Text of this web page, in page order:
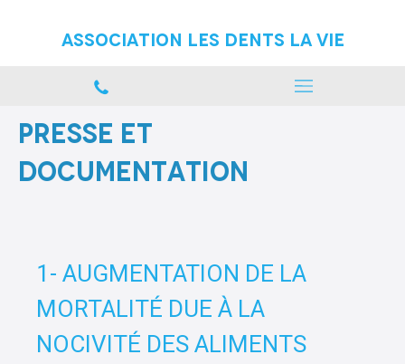
Association Les Dents La vie
Presse et
documentation
1- AUGMENTATION DE LA
MORTALITÉ DUE À LA
NOCIVITÉ DES ALIMENTS